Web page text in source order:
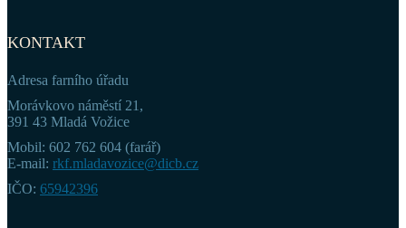
KONTAKT
Adresa farního úřadu
Morávkovo náměstí 21,
391 43 Mladá Vožice
Mobil: 602 762 604 (farář)
E-mail: rkf.mladavozice@dicb.cz
IČO: 65942396